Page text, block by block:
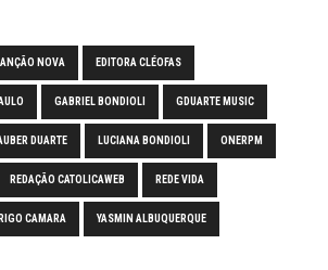
NOVA EDITORA CLÉOFAS
GABRIEL BONDIOLI GDUARTE MUSIC
DUARTE LUCIANA BONDIOLI ONERPM
REDAÇÃO CATOLICAWEB REDE VIDA
CAMARA YASMIN ALBUQUERQUE